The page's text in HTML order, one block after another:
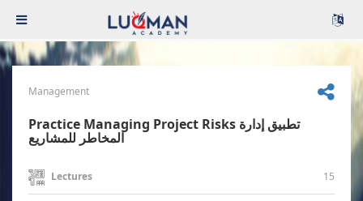
Management
Practice Managing Project Risks تطبيق إدارة
المخاطر للمشاريع
Lectures 15